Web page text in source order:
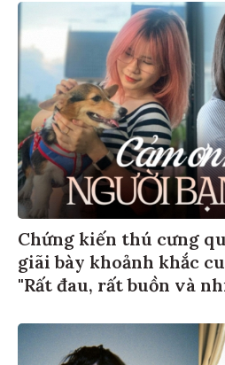
Chứng kiến thú cưng
giãi bày khoảnh khắc
"Rất đau, rất buồn và